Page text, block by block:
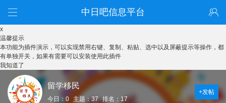
中日吧信息平台
x
温馨提示
本功能为插件演示，可以实现禁用右键、复制、粘贴、选中以及屏蔽提示等操作，都
有单独开关，如果有需要可以安装使用此插件
我知道了
留学移民
今日：0 主题：37 排名：17
+发帖